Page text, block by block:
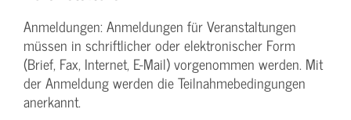
Anmeldungen: Anmeldungen für Veranstaltungen
müssen in schriftlicher oder elektronischer Form
(Brief, Fax, Internet, E-Mail) vorgenommen werden. Mit
der Anmeldung werden die Teilnahme­bedingungen
anerkannt.